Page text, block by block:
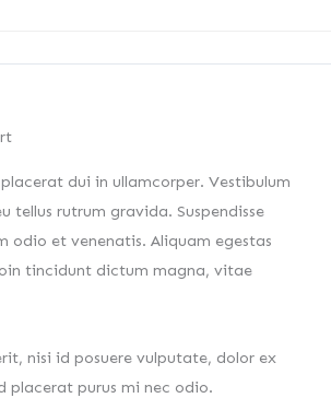
dui in ullamcorper. Vestibulum
tellus rutrum gravida. Suspendisse
odio et venenatis. Aliquam egestas
tincidunt dictum magna, vitae
nisi id posuere vulputate, dolor ex
placerat purus mi nec odio.